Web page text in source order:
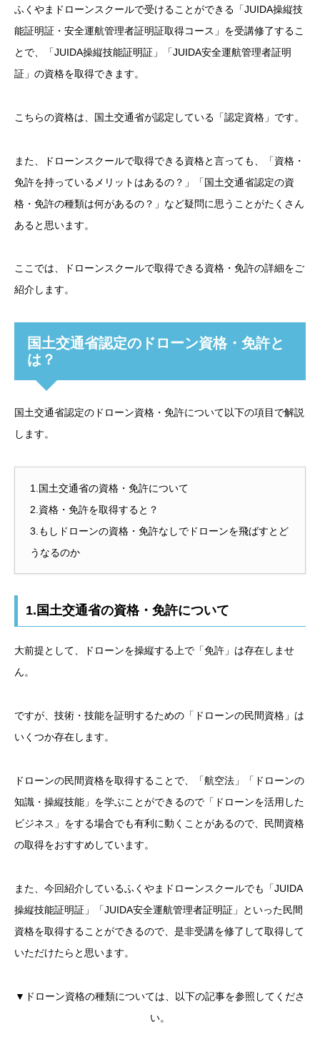
ふくやまドローンスクールで受けることができる「JUIDA操縦技
能証明証・安全運航管理者証明証取得コース」を受講修了するこ
とで、「JUIDA操縦技能証明証」「JUIDA安全運航管理者証明
証」の資格を取得できます。
こちらの資格は、国土交通省が認定している「認定資格」です。
また、ドローンスクールで取得できる資格と言っても、「資格・
免許を持っているメリットはあるの？」「国土交通省認定の資
格・免許の種類は何があるの？」など疑問に思うことがたくさん
あると思います。
ここでは、ドローンスクールで取得できる資格・免許の詳細をご
紹介します。
国土交通省認定のドローン資格・免許と
は？
国土交通省認定のドローン資格・免許について以下の項目で解説
します。
1.国土交通省の資格・免許について
2.資格・免許を取得すると？
3.もしドローンの資格・免許なしでドローンを飛ばすとど
うなるのか
1.国土交通省の資格・免許について
大前提として、ドローンを操縦する上で「免許」は存在しませ
ん。
ですが、技術・技能を証明するための「ドローンの民間資格」は
いくつか存在します。
ドローンの民間資格を取得することで、「航空法」「ドローンの
知識・操縦技能」を学ぶことができるので「ドローンを活用した
ビジネス」をする場合でも有利に動くことがあるので、民間資格
の取得をおすすめしています。
また、今回紹介しているふくやまドローンスクールでも「JUIDA
操縦技能証明証」「JUIDA安全運航管理者証明証」といった民間
資格を取得することができるので、是非受講を修了して取得して
いただけたらと思います。
▼ドローン資格の種類については、以下の記事を参照してくださ
い。